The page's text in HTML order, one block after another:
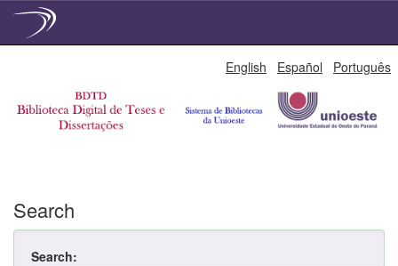
English Español Português
Search
Search: